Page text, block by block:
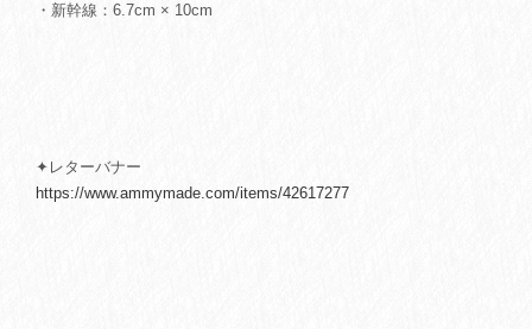
・新幹線：6.7cm × 10cm
✦レターバナー
https://www.ammymade.com/items/42617277